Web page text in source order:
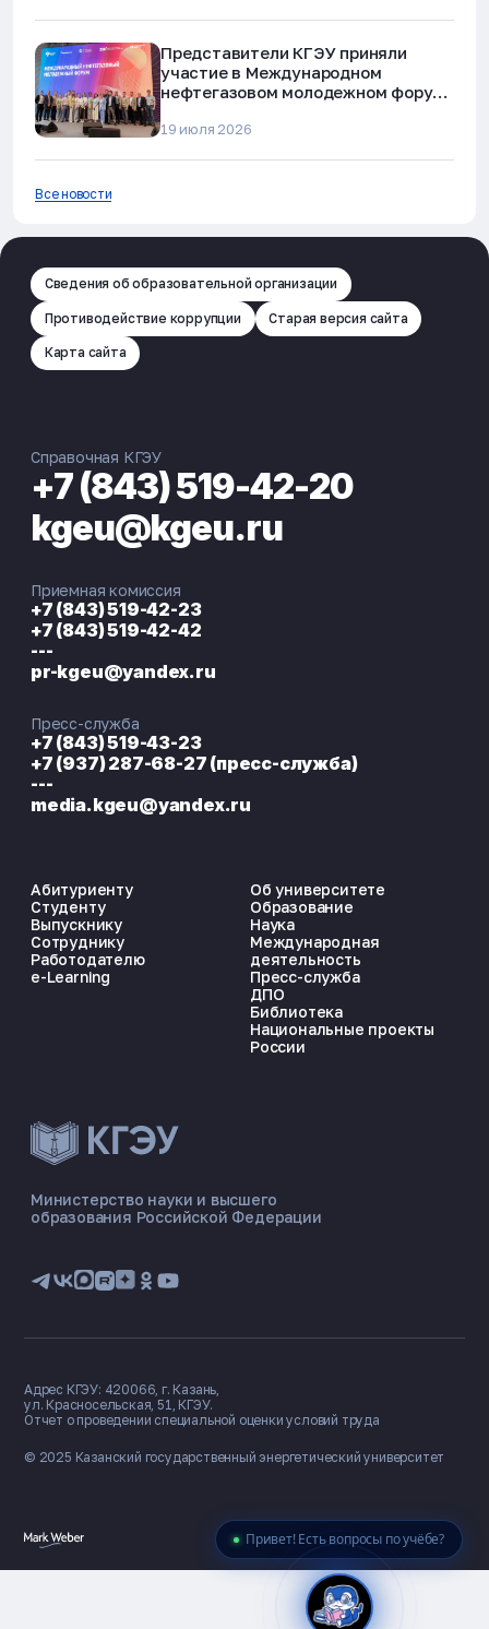
Привет! Есть вопросы по учёбе?
ЭНЕРГОКОД — ПОМОЩНИК КГЭУ
📋 Приёмная комиссия
🏠 Общежитие
Представители КГЭУ приняли
участие в Международном
нефтегазовом молодежном форуме
19 июля 2026
Все новости
Сведения об образовательной организации
Противодействие коррупции Старая версия сайта
Карта сайта
Министерство науки и высшего
образования Российской Федерации
Абитуриенту
Студенту
Выпускнику
Сотруднику
Работодателю
e-Learning
Об университете
Образование
Наука
Международная
деятельность
Пресс-служба
ДПО
Библиотека
Национальные проекты
России
Справочная КГЭУ
+7 (843) 519-42-20
kgeu@kgeu.ru
Приемная комиссия
+7 (843) 519-42-23
+7 (843) 519-42-42
---
pr-kgeu@yandex.ru
Пресс-служба
+7 (843) 519-43-23
+7 (937) 287-68-27 (пресс-служба)
---
media.kgeu@yandex.ru
© 2025 Казанский государственный энергетический университет
Адрес КГЭУ: 420066, г. Казань,
ул. Красносельская, 51, КГЭУ.
Отчет о проведении специальной оценки условий труда